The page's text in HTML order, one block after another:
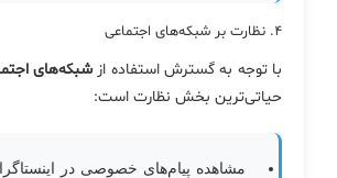
۴. نظارت بر شبکه‌های اجتماعی
با توجه به گسترش استفاده از شبکه‌های
حیاتی‌ترین بخش نظارت است:
مشاهده پیام‌های خصوصی در